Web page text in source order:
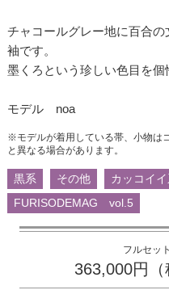
チャコールグレー地に百合
袖です。
墨くろという珍しい色目を個
モデル noa
※モデルが着用している帯、小物は
と異なる場合があります。
黒系 その他 カッコイ
FURISODEMAG vol.5
フルセッ
363,000円（